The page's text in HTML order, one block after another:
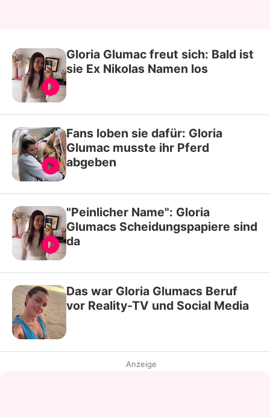
Gloria Glumac freut sich: Bald ist
sie Ex Nikolas Namen los
Fans loben sie dafür: Gloria
Glumac musste ihr Pferd
abgeben
"Peinlicher Name": Gloria
Glumacs Scheidungspapiere sind
da
Das war Gloria Glumacs Beruf
vor Reality-TV und Social Media
Anzeige